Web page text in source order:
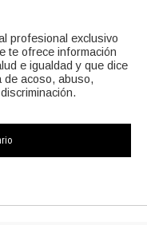
profesional exclusivo
te ofrece información
e igualdad y que dice
de acoso, abuso,